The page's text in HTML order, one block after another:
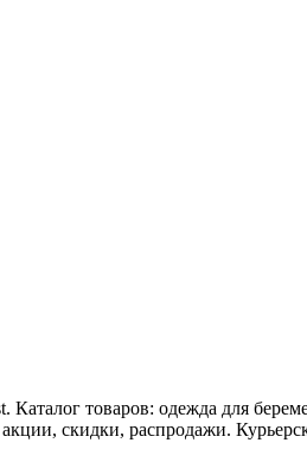
товаров: одежда для
скидки, распродажи.